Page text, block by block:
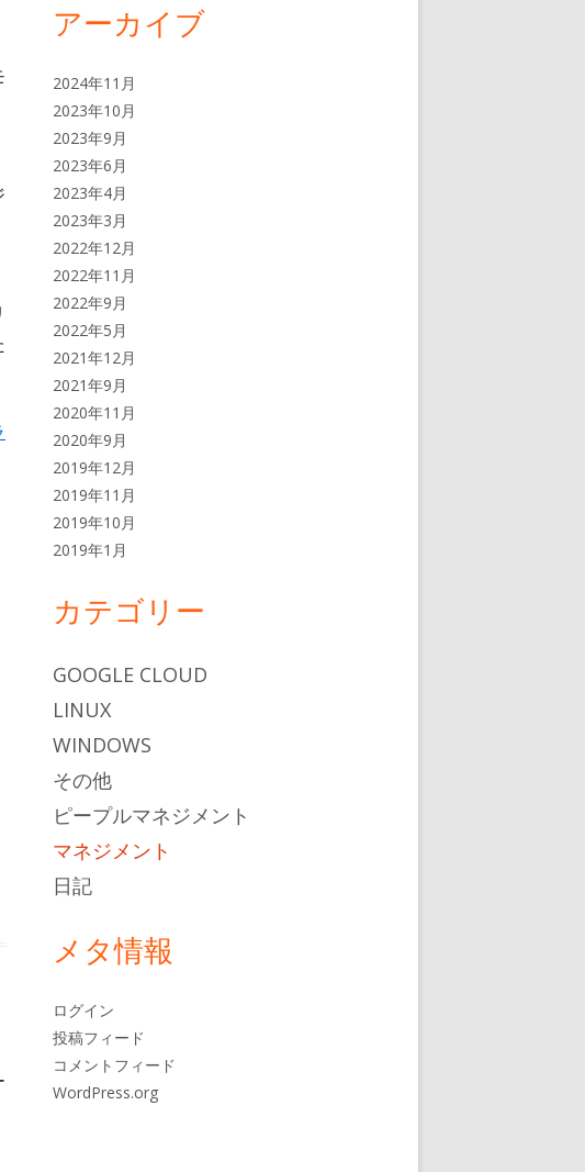
ムの育て方』の書評リンク集
アーカイブ
2024年11月
2023年10月
2023年9月
2023年6月
2023年4月
2023年3月
2022年12月
2022年11月
2022年9月
2022年5月
2021年12月
2021年9月
2020年11月
2020年9月
2019年12月
2019年11月
2019年10月
2019年1月
カテゴリー
GOOGLE CLOUD
LINUX
WINDOWS
その他
ピープルマネジメント
マネジメント
日記
メタ情報
ログイン
投稿フィード
コメントフィード
WordPress.org